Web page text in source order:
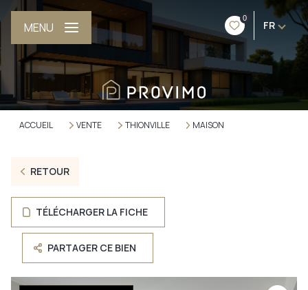
0
FR
MENU
ACCUEIL VENTE THIONVILLE MAISON
RETOUR
TÉLÉCHARGER LA FICHE
PARTAGER CE BIEN